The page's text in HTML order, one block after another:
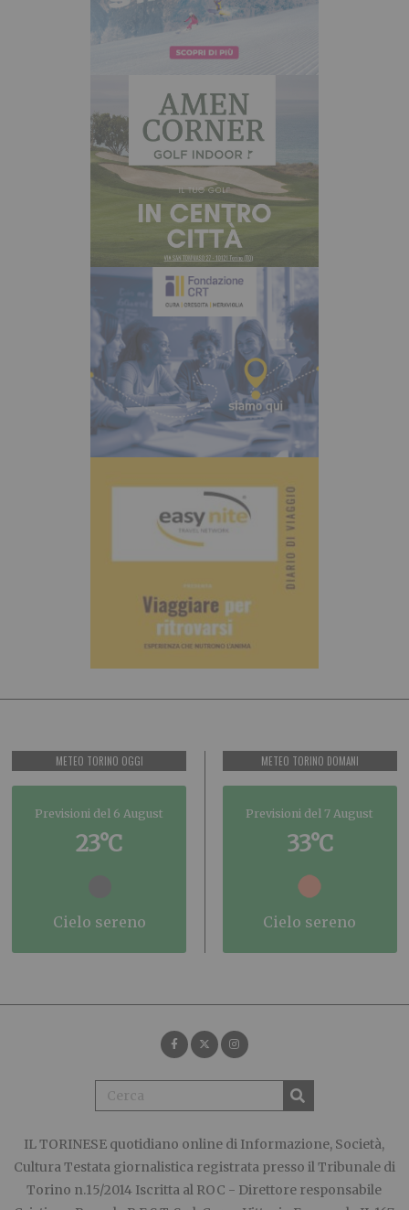
METEO TORINO OGGI
Previsioni del 6 August
23°C
cielo sereno
METEO TORINO DOMANI
Previsioni del 7 August
33°C
cielo sereno
IL TORINESE quotidiano online di Informazione, Società,
Cultura Testata giornalistica registrata presso il Tribunale di
Torino n.15/2014 Iscritta al ROC - Direttore responsabile